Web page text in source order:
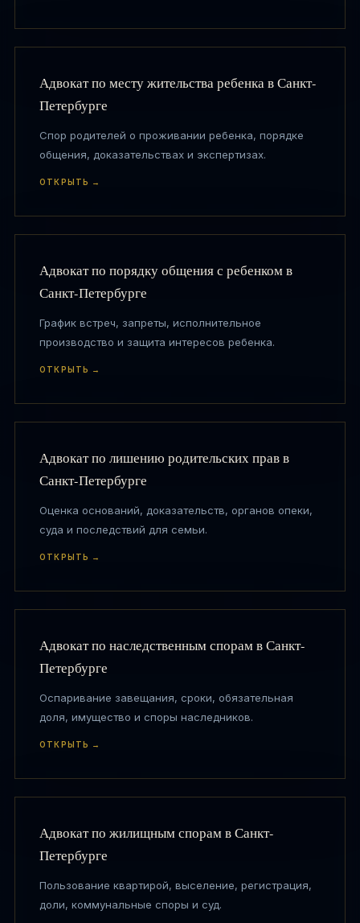
Адвокат по месту жительства ребенка в Санкт-
Петербурге
Спор родителей о проживании ребенка, порядке
общения, доказательствах и экспертизах.
ОТКРЫТЬ →
Адвокат по порядку общения с ребенком в
Санкт-Петербурге
График встреч, запреты, исполнительное
производство и защита интересов ребенка.
ОТКРЫТЬ →
Адвокат по лишению родительских прав в
Санкт-Петербурге
Оценка оснований, доказательств, органов опеки,
суда и последствий для семьи.
ОТКРЫТЬ →
Адвокат по наследственным спорам в Санкт-
Петербурге
Оспаривание завещания, сроки, обязательная
доля, имущество и споры наследников.
ОТКРЫТЬ →
Адвокат по жилищным спорам в Санкт-
Петербурге
Пользование квартирой, выселение, регистрация,
доли, коммунальные споры и суд.